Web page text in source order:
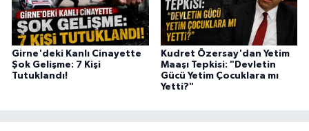
Girne'deki Kanlı Cinayette
Şok Gelişme: 7 Kişi
Tutuklandı!
Kudret Özersay'dan Yetim
Maaşı Tepkisi: "Devletin
Gücü Yetim Çocuklara mı
Yetti?"